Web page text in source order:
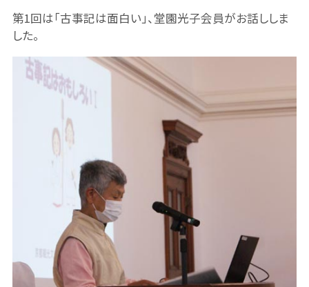
第1回は「古事記は面白い」、堂園光子会員がお話ししま
した。